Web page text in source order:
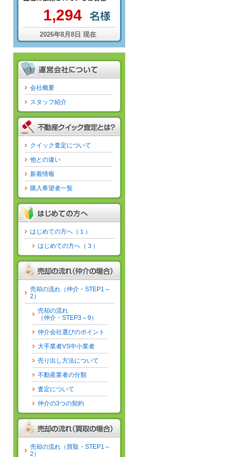
1,294
2026年8月8日 現在
会社概要
スタッフ紹介
クイック査定について
他との違い
新着情報
購入希望者一覧
はじめての方へ（１）
はじめての方へ（３）
売却の流れ（仲介・STEP1～
2）
売却の流れ
（仲介・STEP3～9）
仲介会社選びのポイント
大手業者VS中小業者
売り出し方法について
不動産業者の分類
査定について
仲介の3つの契約
売却の流れ（買取・STEP1～
2）